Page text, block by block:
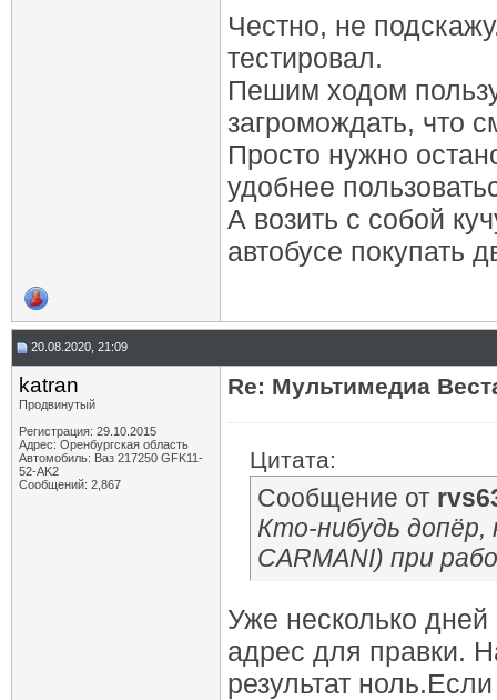
Честно, не
тестировал.
Пешим ходом
загромождать, что
Просто нужно
удобнее
А возить с собой
автобусе покупать
20.08.2020, 21:09
katran
Продвинутый
Регистрация: 29.10.2015
Адрес: Оренбургская область
Автомобиль: Ваз 217250 GFK11-
52-AK2
Сообщений: 2,867
Re: Мультимедиа
Цитата:
Сообщение от
Кто-нибудь допёр,
CARMANI) при
Уже несколько
адрес для правки.
результат